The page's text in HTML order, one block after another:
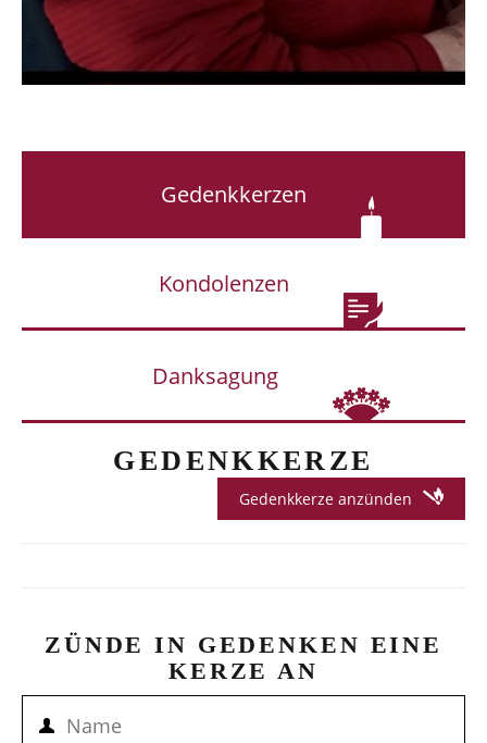
Gedenkkerzen
Kondolenzen
Danksagung
GEDENKKERZE
Gedenkkerze anzünden
ZÜNDE IN GEDENKEN EINE
KERZE AN